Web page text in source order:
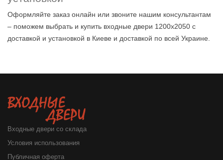
Оформляйте заказ онлайн или звоните нашим консультантам
– поможем выбрать и купить входные двери 1200х2050 с
доставкой и установкой в Киеве и доставкой по всей Украине.
Входные двери со склада
Условия использования
Публичная оферта